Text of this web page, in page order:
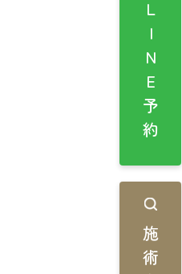
LINE予約